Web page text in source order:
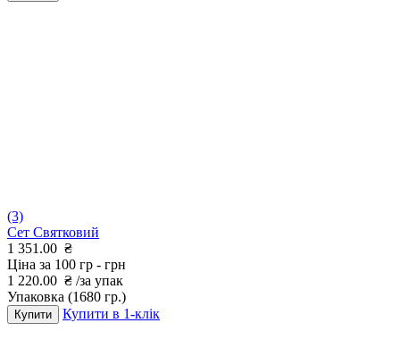
(3)
Сет Святковий
1 351.00 ₴
Ціна за 100 гр - грн
1 220.00 ₴ /за упак
Упаковка (1680 гр.)
Купити Купити в 1-клік